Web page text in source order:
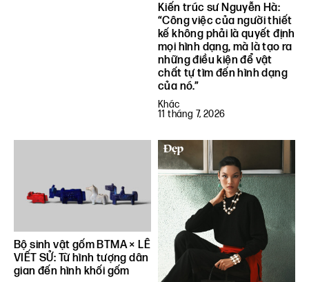
Kiến trúc sư Nguyễn Hà:
“Công việc của người thiết
kế không phải là quyết định
mọi hình dạng, mà là tạo ra
những điều kiện để vật
chất tự tìm đến hình dạng
của nó.”
Khác
11 tháng 7, 2026
Bộ sinh vật gốm BTMA × LÊ
VIẾT SỬ: Từ hình tượng dân
gian đến hình khối gốm